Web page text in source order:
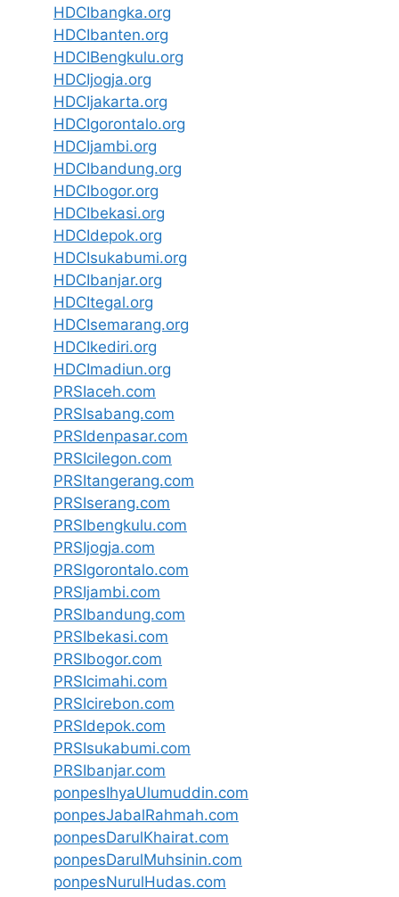
HDCIbangka.org
HDCIbanten.org
HDCIBengkulu.org
HDCIjogja.org
HDCIjakarta.org
HDCIgorontalo.org
HDCIjambi.org
HDCIbandung.org
HDCIbogor.org
HDCIbekasi.org
HDCIdepok.org
HDCIsukabumi.org
HDCIbanjar.org
HDCItegal.org
HDCIsemarang.org
HDCIkediri.org
HDCImadiun.org
PRSIaceh.com
PRSIsabang.com
PRSIdenpasar.com
PRSIcilegon.com
PRSItangerang.com
PRSIserang.com
PRSIbengkulu.com
PRSIjogja.com
PRSIgorontalo.com
PRSIjambi.com
PRSIbandung.com
PRSIbekasi.com
PRSIbogor.com
PRSIcimahi.com
PRSIcirebon.com
PRSIdepok.com
PRSIsukabumi.com
PRSIbanjar.com
ponpesIhyaUlumuddin.com
ponpesJabalRahmah.com
ponpesDarulKhairat.com
ponpesDarulMuhsinin.com
ponpesNurulHudas.com